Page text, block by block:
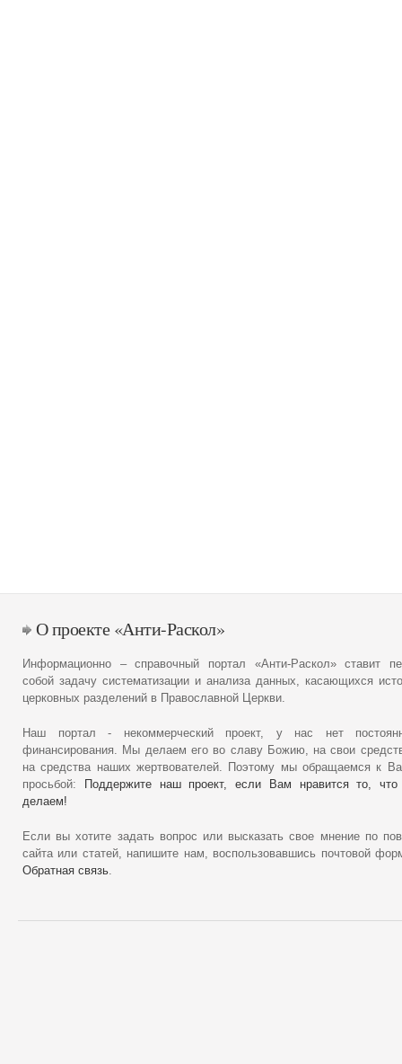
О проекте «Анти-Раскол»
Информационно – справочный портал «Анти-Раскол» ставит
собой задачу систематизации и анализа данных, касающихся
церковных разделений в Православной Церкви.
Наш портал - некоммерческий проект, у нас нет
финансирования. Мы делаем его во славу Божию, на свои
на средства наших жертвователей. Поэтому мы обращаемся к
просьбой:
Поддержите наш проект, если Вам нравится то,
делаем!
Если вы хотите задать вопрос или высказать свое мнение по
сайта или статей, напишите нам, воспользовавшись почтовой
Обратная связь.